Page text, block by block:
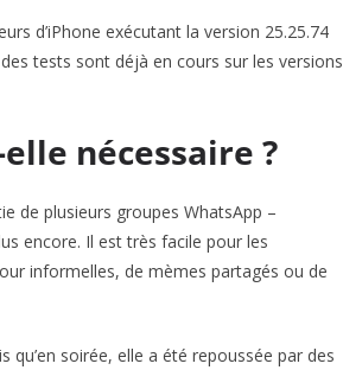
d’iPhone exécutant la version 25.25.74
tests sont déjà en cours sur les versions
nécessaire ?
de plusieurs groupes WhatsApp –
encore. Il est très facile pour les
informelles, de mèmes partagés ou de
soirée, elle a été repoussée par des